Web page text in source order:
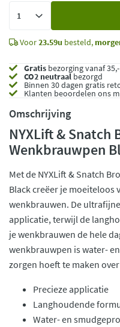
Voor23.59u besteld,
Gratis bezorging vanaf
CO2 neutraalbezorgd
Binnen 30 dagen gratis
Klanten beoordelen ons
Omschrijving
NYXLift & Snatch
Wenkbrauwpen
Met de NYXLift & Snatch
Black creëer je moeiteloos
wenkbrauwen. De
applicatie, terwijl de
je wenkbrauwen de hele
wenkbrauwpen is water-
zorgen hoeft te maken
Precieze applicatie
Langhoudende
Water- en